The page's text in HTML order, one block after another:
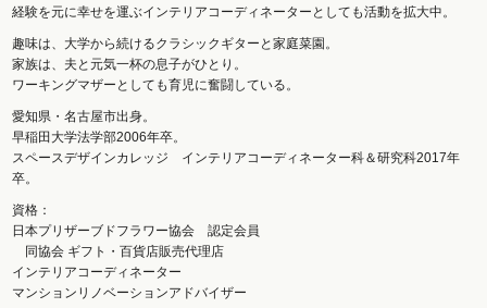
経験を元に幸せを運ぶインテリアコーディネーターとしても活動を拡大中。
趣味は、大学から続けるクラシックギターと家庭菜園。
家族は、夫と元気一杯の息子がひとり。
ワーキングマザーとしても育児に奮闘している。
愛知県・名古屋市出身。
早稲田大学法学部2006年卒。
スペースデザインカレッジ インテリアコーディネーター科＆研究科2017年
卒。
資格：
日本プリザーブドフラワー協会 認定会員
同協会 ギフト・百貨店販売代理店
インテリアコーディネーター
マンションリノベーションアドバイザー